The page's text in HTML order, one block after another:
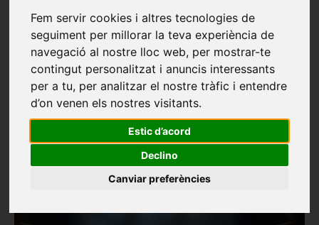
Fem servir cookies i altres tecnologies de
seguiment per millorar la teva experiència de
navegació al nostre lloc web, per mostrar-te
contingut personalitzat i anuncis interessants
per a tu, per analitzar el nostre tràfic i entendre
d’on venen els nostres visitants.
Estic d’acord
Declino
Canviar preferències